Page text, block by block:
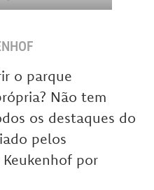
o parque
Não tem
os destaques do
pelos
por